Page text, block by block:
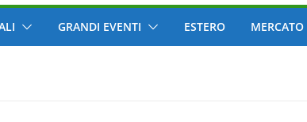
GRANDI EVENTI ESTERO MERCATO